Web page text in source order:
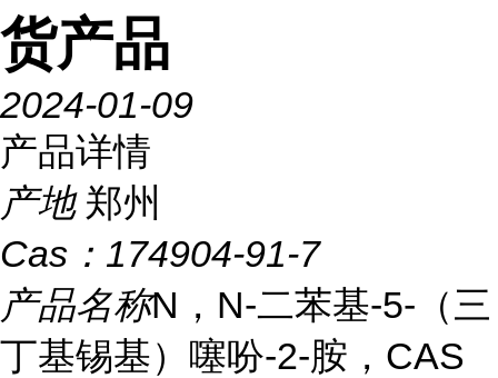
货产品
2024-01-09
产品详情
产地 郑州
Cas： 174904-91-7
产品名称N，N-二苯基-5-（三
丁基锡基）噻吩-2-胺，CAS